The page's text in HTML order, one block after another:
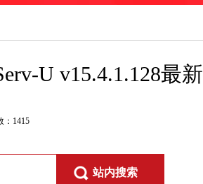
U v15.4.1.128最新
1415